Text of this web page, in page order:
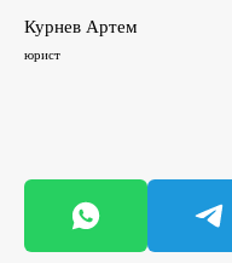
Курнев Артем
юрист